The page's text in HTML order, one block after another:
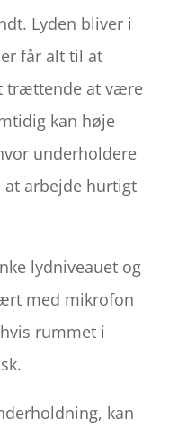
Lyden bliver i
får alt til at
trættende at være
kan høje
underholdere
arbejde hurtigt
lydniveauet og
med mikrofon
rummet i
kan